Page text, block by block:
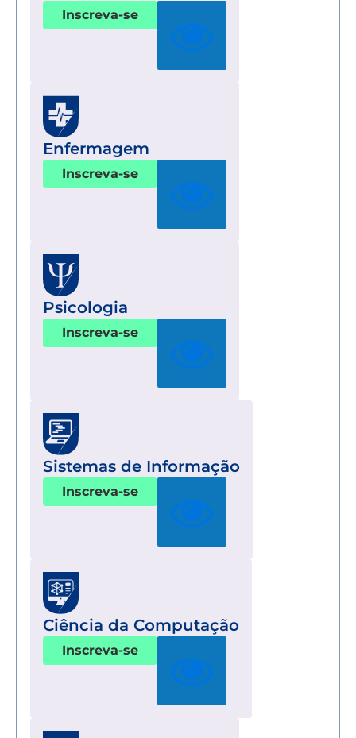
Inscreva-se
Enfermagem
Inscreva-se
Psicologia
Inscreva-se
Sistemas de Informação
Inscreva-se
Ciência da Computação
Inscreva-se